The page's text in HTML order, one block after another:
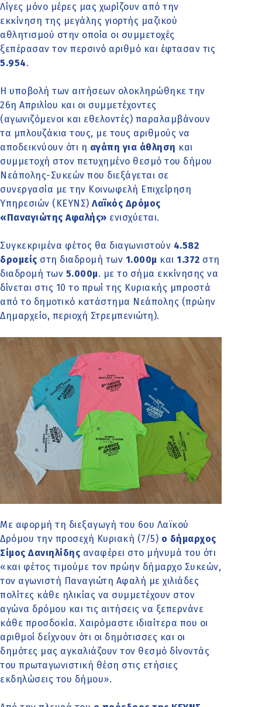
Λίγες μόνο μέρες μας χωρίζουν από την
εκκίνηση της μεγάλης γιορτής μαζικού
αθλητισμού στην οποία οι συμμετοχές
ξεπέρασαν τον περσινό αριθμό και έφτασαν τις
5.954.
Η υποβολή των αιτήσεων ολοκληρώθηκε την
26η Απριλίου και οι συμμετέχοντες
(αγωνιζόμενοι και εθελοντές) παραλαμβάνουν
τα μπλουζάκια τους, με τους αριθμούς να
αποδεικνύουν ότι η αγάπη για άθληση και
συμμετοχή στον πετυχημένο θεσμό του δήμου
Νεάπολης-Συκεών που διεξάγεται σε
συνεργασία με την Κοινωφελή Επιχείρηση
Υπηρεσιών (ΚΕΥΝΣ) Λαϊκός Δρόμος
«Παναγιώτης Αφαλής» ενισχύεται.
Συγκεκριμένα φέτος θα διαγωνιστούν 4.582
δρομείς στη διαδρομή των 1.000μ και 1.372 στη
διαδρομή των 5.000μ. με το σήμα εκκίνησης να
δίνεται στις 10 το πρωί της Κυριακής μπροστά
από το δημοτικό κατάστημα Νεάπολης (πρώην
Δημαρχείο, περιοχή Στρεμπενιώτη).
Με αφορμή τη διεξαγωγή του 6ου Λαϊκού
Δρόμου την προσεχή Κυριακή (7/5) ο δήμαρχος
Σίμος Δανιηλίδης αναφέρει στο μήνυμά του ότι
«και φέτος τιμούμε τον πρώην δήμαρχο Συκεών,
τον αγωνιστή Παναγιώτη Αφαλή με χιλιάδες
πολίτες κάθε ηλικίας να συμμετέχουν στον
αγώνα δρόμου και τις αιτήσεις να ξεπερνάνε
κάθε προσδοκία. Χαιρόμαστε ιδιαίτερα που οι
αριθμοί δείχνουν ότι οι δημότισσες και οι
δημότες μας αγκαλιάζουν τον θεσμό δίνοντάς
του πρωταγωνιστική θέση στις ετήσιες
εκδηλώσεις του δήμου».